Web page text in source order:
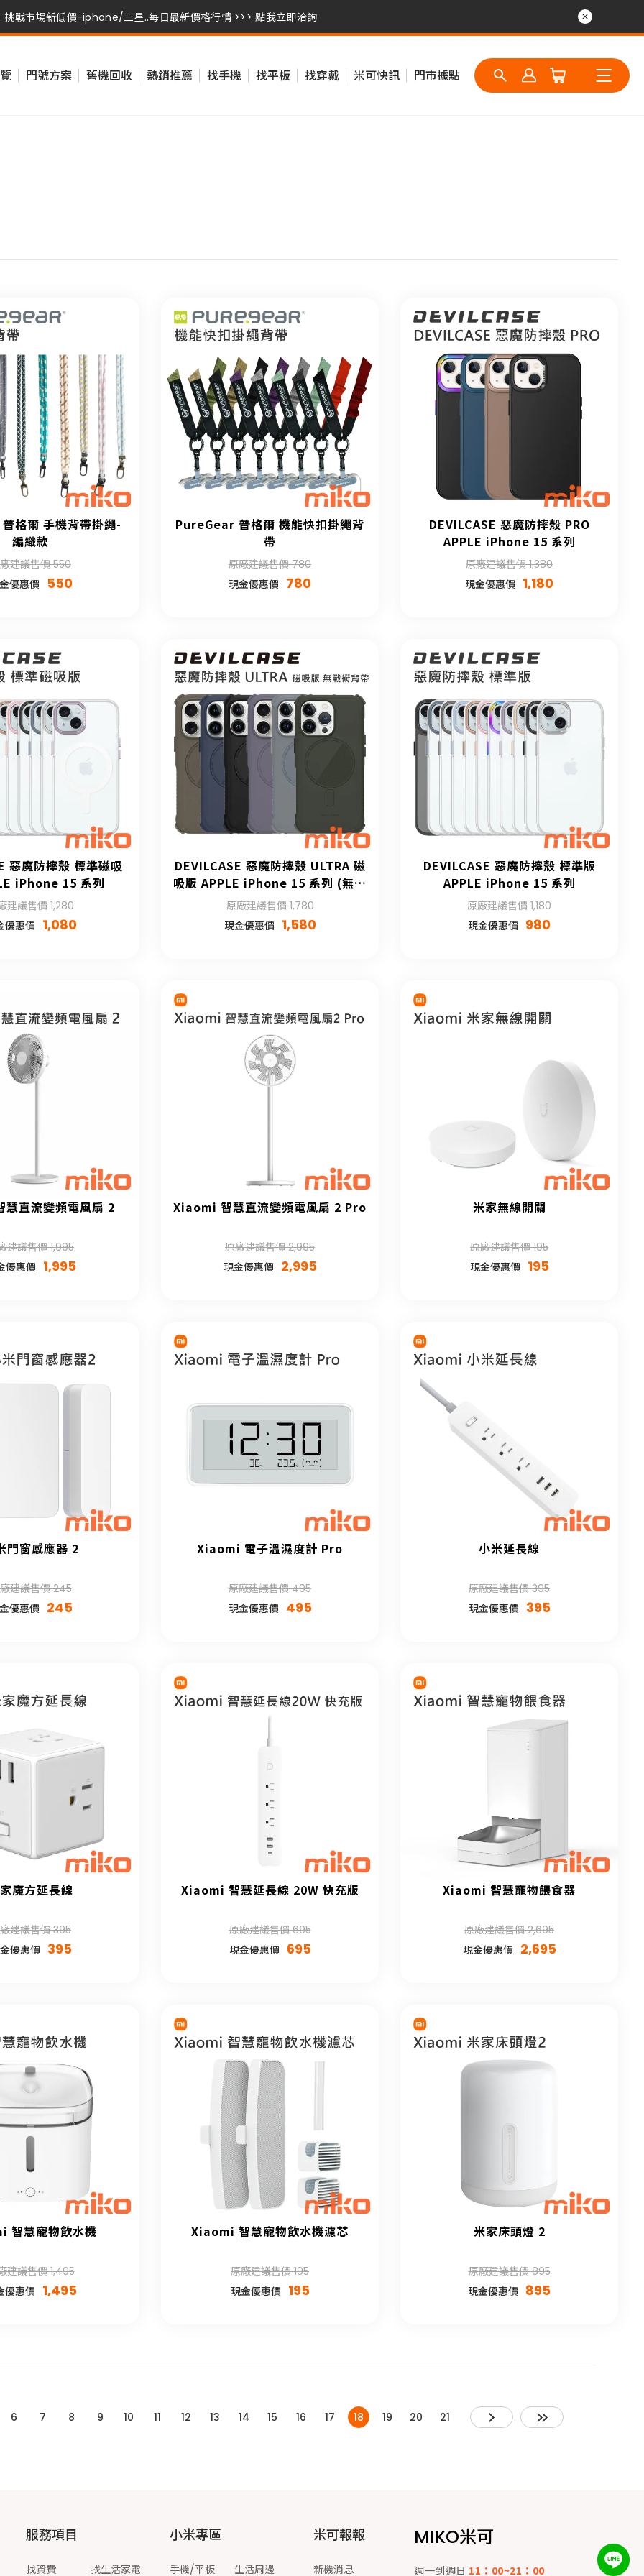
挑戰市場新低價-iphone/三星..每日最新價格行情 >>> 點我立即洽詢
挑戰市場新低價-iphone/三星..每日最新價格行情 >>> 點我立即洽詢
門號方案 舊機回收 熱銷推薦 找手機 找平板 找穿戴 米可快訊 門市據點
格爾 手機背帶掛繩-
編織款
建議售價 550
優惠價
550
PureGear 普格爾 機能快扣掛繩背
帶
原廠建議售價 780
現金優惠價 780
DEVILCASE 惡魔防摔殼 PRO
APPLE iPhone 15 系列
原廠建議售價 1,380
現金優惠價 1,180
惡魔防摔殼 標準磁吸
iPhone 15 系列
建議售價 1,280
優惠價 1,080
DEVILCASE 惡魔防摔殼 ULTRA 磁
吸版 APPLE iPhone 15 系列 (無戰
術背帶)
原廠建議售價 1,780
現金優惠價 1,580
DEVILCASE 惡魔防摔殼 標準版
APPLE iPhone 15 系列
原廠建議售價 1,180
現金優惠價 980
直流變頻電風扇 2
建議售價 1,995
優惠價 1,995
Xiaomi 智慧直流變頻電風扇 2 Pro
原廠建議售價 2,995
現金優惠價 2,995
米家無線開關
原廠建議售價 195
現金優惠價 195
門窗感應器 2
建議售價 245
優惠價 245
Xiaomi 電子溫濕度計 Pro
原廠建議售價 495
現金優惠價 495
小米延長線
原廠建議售價 395
現金優惠價 395
魔方延長線
建議售價 395
優惠價 395
Xiaomi 智慧延長線 20W 快充版
原廠建議售價 695
現金優惠價 695
Xiaomi 智慧寵物餵食器
原廠建議售價 2,695
現金優惠價 2,695
智慧寵物飲水機
建議售價 1,495
優惠價 1,495
Xiaomi 智慧寵物飲水機濾芯
原廠建議售價 195
現金優惠價 195
米家床頭燈 2
原廠建議售價 895
現金優惠價 895
6 7 8 9 10 11 12 13 14 15 16 17 18 19 20 21
服務項目
找資費 找生活家電
小米專區
手機/平板 生活周邊
米可報報
新機消息
MIKO米可
週一到週日 11：00~21：00